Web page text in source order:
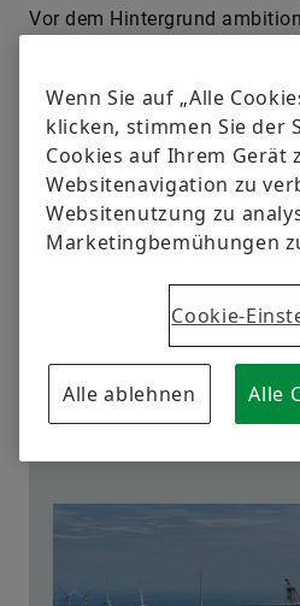
Vor dem Hintergrund
Energiegewinnung
zentraler Baustein eine
Das Wachstum hin zu Multi-
Windkraftanlagen führt zu
Momenten, die die
beanspruchen. Gleichzeitig
eines Ausfalls,
Wartungsarbeiten
Wenn Sie auf „Alle
klicken, stimmen Sie der
Cookies auf Ihrem Gerät
Websitenavigation zu
Websitenutzung zu
Marketingbemühungen
Cookie-
Alle ablehnen Alle